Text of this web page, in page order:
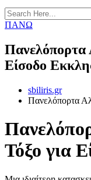
ΠΑΝΩ
Πανελόπορτα
Είσοδο
sbiliris.gr
Πανελόπορτα
Τόξο για